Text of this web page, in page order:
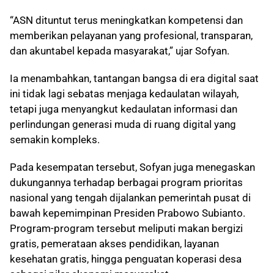
“ASN dituntut terus meningkatkan kompetensi dan
memberikan pelayanan yang profesional, transparan,
dan akuntabel kepada masyarakat,” ujar Sofyan.
Ia menambahkan, tantangan bangsa di era digital saat
ini tidak lagi sebatas menjaga kedaulatan wilayah,
tetapi juga menyangkut kedaulatan informasi dan
perlindungan generasi muda di ruang digital yang
semakin kompleks.
Pada kesempatan tersebut, Sofyan juga menegaskan
dukungannya terhadap berbagai program prioritas
nasional yang tengah dijalankan pemerintah pusat di
bawah kepemimpinan Presiden Prabowo Subianto.
Program-program tersebut meliputi makan bergizi
gratis, pemerataan akses pendidikan, layanan
kesehatan gratis, hingga penguatan koperasi desa